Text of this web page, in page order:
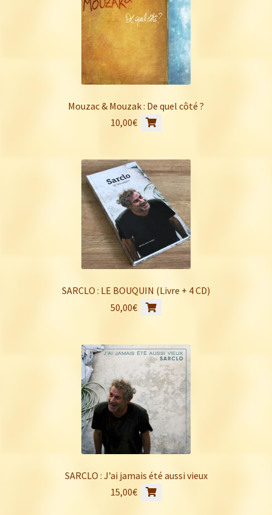
Mouzac & Mouzak : De quel côté ?
10,00€
SARCLO : LE BOUQUIN (Livre + 4 CD)
50,00€
SARCLO : J’ai jamais été aussi vieux
15,00€